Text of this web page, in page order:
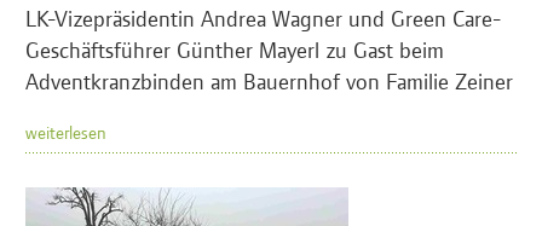
LK-Vizepräsidentin Andrea Wagner und Green Care-
Geschäftsführer Günther Mayerl zu Gast beim
Adventkranzbinden am Bauernhof von Familie Zeiner
weiterlesen